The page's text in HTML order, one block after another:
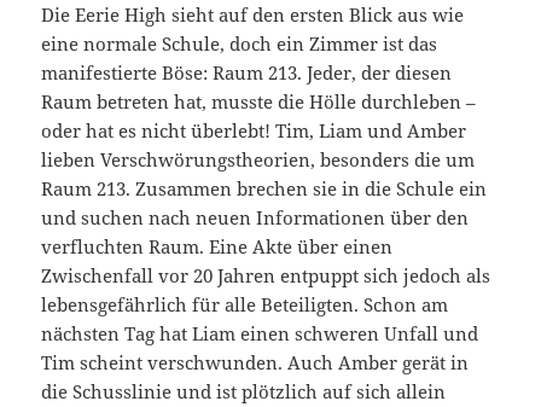
Die Eerie High sieht auf den ersten Blick aus wie
eine normale Schule, doch ein Zimmer ist das
manifestierte Böse: Raum 213. Jeder, der diesen
Raum betreten hat, musste die Hölle durchleben –
oder hat es nicht überlebt! Tim, Liam und Amber
lieben Verschwörungstheorien, besonders die um
Raum 213. Zusammen brechen sie in die Schule ein
und suchen nach neuen Informationen über den
verfluchten Raum. Eine Akte über einen
Zwischenfall vor 20 Jahren entpuppt sich jedoch als
lebensgefährlich für alle Beteiligten. Schon am
nächsten Tag hat Liam einen schweren Unfall und
Tim scheint verschwunden. Auch Amber gerät in
die Schusslinie und ist plötzlich auf sich allein